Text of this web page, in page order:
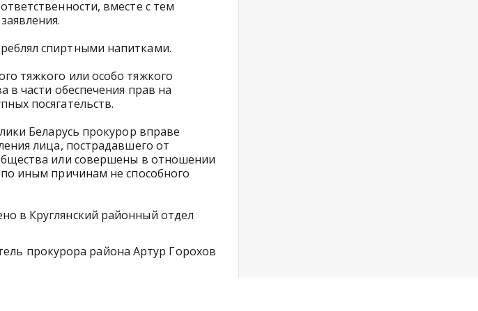
вместе с тем
спиртными напитками.
тяжкого или особо тяжкого
в части обеспечения прав на
посягательств.
Беларусь прокурор вправе
лица, пострадавшего от
или совершены в отношении
иным причинам не способного
в Круглянский районный отдел
прокурора района Артур Горохов